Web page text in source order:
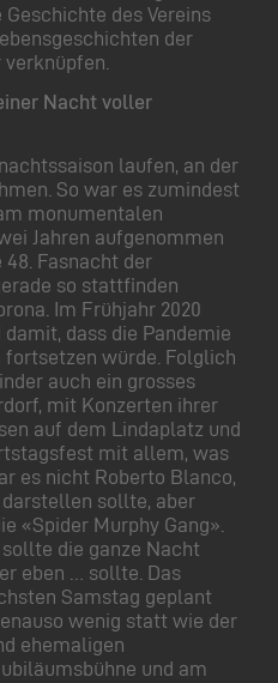
des Vereins
der
Nacht voller
laufen, an der
So war es zumindest
monumentalen
Jahren aufgenommen
Fasnacht der
so stattfinden
Im Frühjahr 2020
dass die Pandemie
würde. Folglich
auch ein grosses
mit Konzerten ihrer
auf dem Lindaplatz und
mit allem, was
es nicht Roberto Blanco,
sollte, aber
«Spider Murphy Gang».
die ganze Nacht
eben … sollte. Das
Samstag geplant
wenig statt wie der
ehemaligen
und am